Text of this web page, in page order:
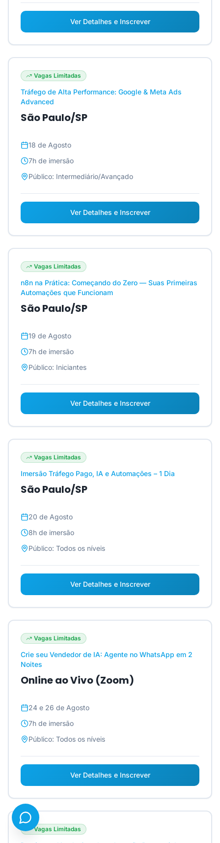
Ver Detalhes e Inscrever
Vagas Limitadas
Tráfego de Alta Performance: Google & Meta Ads
Advanced
São Paulo/SP
18 de Agosto
7h de imersão
Público: Intermediário/Avançado
Ver Detalhes e Inscrever
Vagas Limitadas
n8n na Prática: Começando do Zero — Suas Primeiras
Automações que Funcionam
São Paulo/SP
19 de Agosto
7h de imersão
Público: Iniciantes
Ver Detalhes e Inscrever
Vagas Limitadas
Imersão Tráfego Pago, IA e Automações – 1 Dia
São Paulo/SP
20 de Agosto
8h de imersão
Público: Todos os níveis
Ver Detalhes e Inscrever
Vagas Limitadas
Crie seu Vendedor de IA: Agente no WhatsApp em 2
Noites
Online ao Vivo (Zoom)
24 e 26 de Agosto
7h de imersão
Público: Todos os níveis
Ver Detalhes e Inscrever
Vagas Limitadas